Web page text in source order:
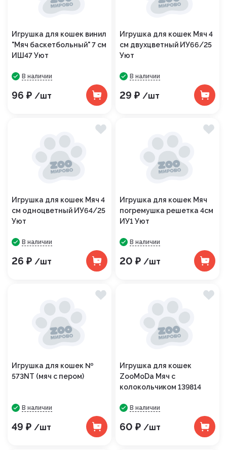
Игрушка для кошек винил
"Мяч баскетбольный" 7 см
ИШ47 Уют
В наличии
96 ₽ /шт
Игрушка для кошек Мяч 4
см двухцветный ИУ66/25
Уют
В наличии
29 ₽ /шт
Игрушка для кошек Мяч 4
см одноцветный ИУ64/25
Уют
В наличии
26 ₽ /шт
Игрушка для кошек Мяч
погремушка решетка 4см
ИУ1 Уют
В наличии
20 ₽ /шт
Игрушка для кошек №
573NT (мяч с пером)
В наличии
49 ₽ /шт
Игрушка для кошек
ZooMoDa Мяч с
колокольчиком 139814
В наличии
60 ₽ /шт